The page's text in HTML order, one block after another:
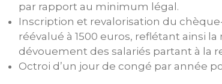
par rapport au minimum légal.
Inscription et revalorisation du
réévalué à 1500 euros, reflétant ainsi
dévouement des salariés partant à la
Octroi d’un jour de congé par année